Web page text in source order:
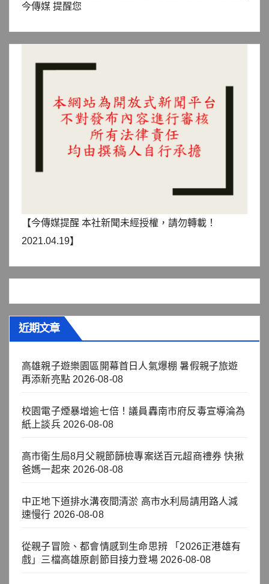
今傳媒 提醒您
【今傳媒提醒 本社新聞未經授權，請勿轉載！
2021.04.19】
近期文章
高雄親子遊樂園區開幕首日人氣爆棚 暑假親子旅遊
再添新亮點 2026-08-08
校園電子煙暴增逾七倍！議員轟南市府反毒宣導淪為
紙上談兵 2026-08-08
高市衛生局8月父親節篩檢專案送百元超商禮券 快揪
爸媽一起來 2026-08-08
中正地下道排水溝夜間清淤 高市水利局請用路人減
速慢行 2026-08-08
從親子冒險、都會情感到生命思辨 「2026正港雄有
戲」三檔高雄原創節目接力登場 2026-08-08